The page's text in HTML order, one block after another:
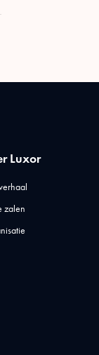
Luxor
zalen